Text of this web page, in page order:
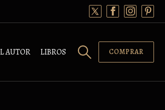
AUTOR LIBROS COMPRAR